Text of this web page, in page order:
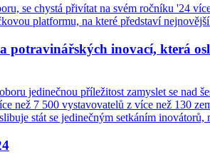
se chystá přivítat na svém ročníku '24
platformu, na které představí
potravinářských inovací, která
jedinečnou příležitost zamyslet se nad
než 7 500 vystavovatelů z více než 130
stát se jedinečným setkáním